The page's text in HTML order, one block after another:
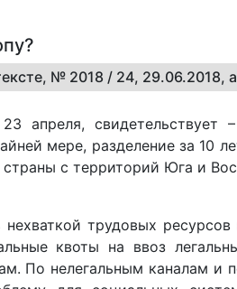
№ 2018 / 24,
апреля, свидетельствует
мере, разделение за 10
с территорий Юга и
трудовых
квоты на ввоз
По нелегальным каналам и